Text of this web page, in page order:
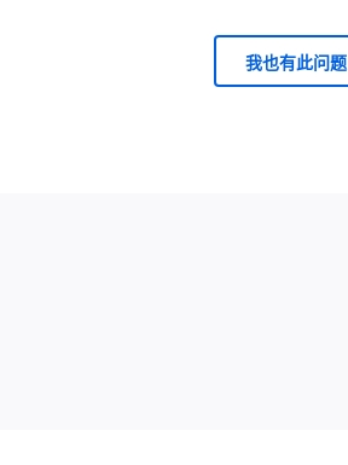
我也有此问题